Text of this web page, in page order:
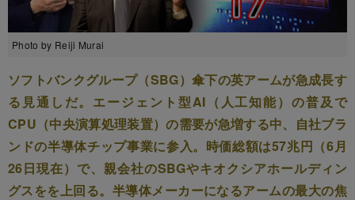
Photo by Reiji Murai
ソフトバンクグループ（SBG）傘下の英アームが急成長す
る見通しだ。エージェント型AI（人工知能）の普及で
CPU（中央演算処理装置）の需要が急増する中、自社ブラ
ンドの半導体チップ事業に参入。時価総額は57兆円（6月
26日現在）で、親会社のSBGやキオクシアホールディン
グスをを上回る。半導体メーカーになるアームの最大の焦